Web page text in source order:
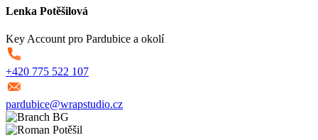
Lenka Potěšilová
Key Account pro Pardubice a okolí
+420 775 522 107
pardubice@wrapstudio.cz